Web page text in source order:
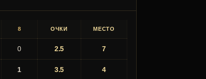
8 ОЧКИ МЕСТО
0 2.5 7
1 3.5 4